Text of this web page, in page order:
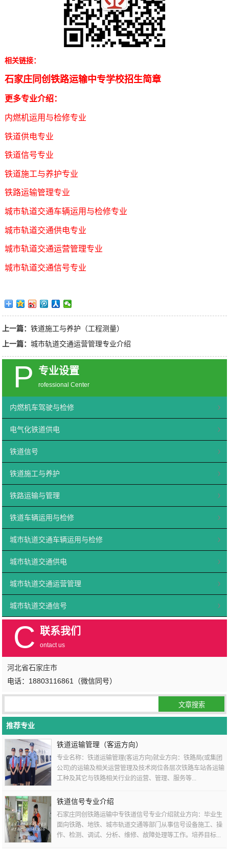
相关链接：
石家庄同创铁路运输中专学校招生简章
更多专业介绍：
内燃机运用与检修专业
铁道供电专业
铁道信号专业
铁道施工与养护专业
铁路运输管理专业
城市轨道交通车辆运用与检修专业
城市轨道交通供电专业
城市轨道交通运营管理专业
城市轨道交通信号专业
上一篇：铁道施工与养护（工程测量）
上一篇：城市轨道交通运营管理专业介绍
P 专业设置
rofessional Center
内燃机车驾驶与检修
电气化铁道供电
铁道信号
铁道施工与养护
铁路运输与管理
铁道车辆运用与检修
城市轨道交通车辆运用与检修
城市轨道交通供电
城市轨道交通运营管理
城市轨道交通信号
C 联系我们
ontact us
河北省石家庄市
电话：18803116861（微信同号）
推荐专业
铁道运输管理（客运方向）
专业名称：铁道运输管理(客运方向)就业方向：铁路局(或集团
公司)的运输及相关运营管理及技术岗位各层次铁路车站各运输
工种及其它与铁路相关行业的运营、管理、服务等...
铁道信号专业介绍
石家庄同创铁路运输中专铁道信号专业介绍就业方向：毕业生
面向铁路、地铁、城市轨道交通等部门从事信号设备施工、操
作、检测、调试、分析、维修、故障处理等工作。培养目标...